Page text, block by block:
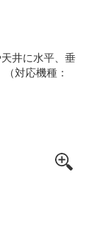
井に水平、垂
対応機種：